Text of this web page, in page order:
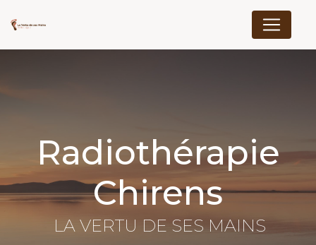
radiothérapie
Chirens
LA VERTU DE SES MAINS